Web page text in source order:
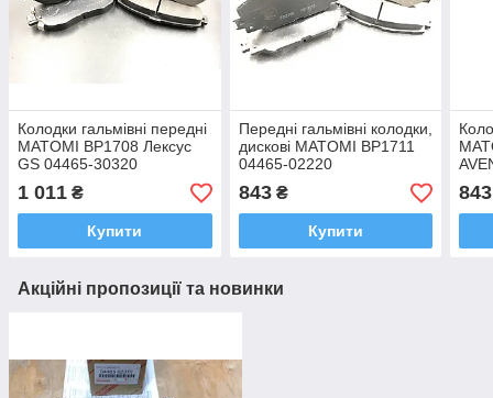
Колодки гальмівні передні
MATOMI BP1708 Лексус
GS 04465-30320
1 011 ₴
Купити
Передні гальмівні колодки,
дискові MATOMI BP1711
04465-02220
843₴
Купити
843
Акційні пропозиції та новинки